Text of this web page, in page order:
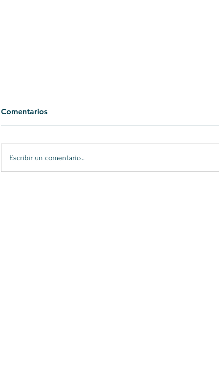
Comentarios
Escribir un comentario...